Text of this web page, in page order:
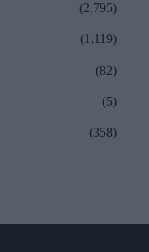
(2,795)
(1,119)
(82)
(5)
(358)